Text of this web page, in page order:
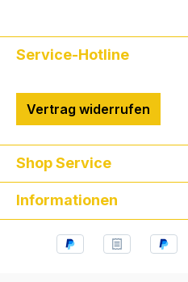
Service-Hotline
Vertrag widerrufen
Shop Service
Informationen